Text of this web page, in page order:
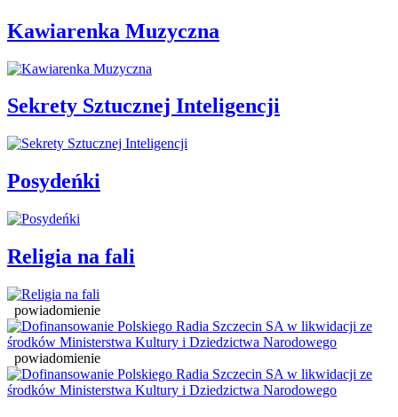
Kawiarenka Muzyczna
Sekrety Sztucznej Inteligencji
Posydeńki
Religia na fali
powiadomienie
powiadomienie